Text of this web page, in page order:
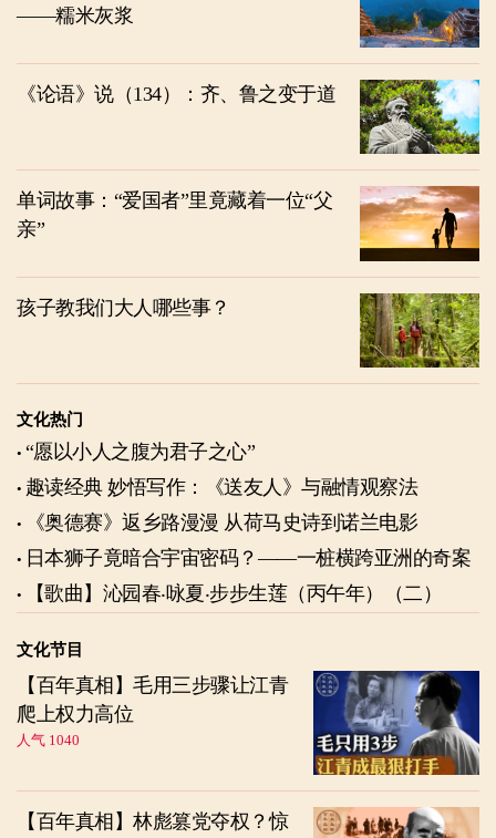
——糯米灰浆
《论语》说（134）：齐、鲁之变于道
单词故事：“爱国者”里竟藏着一位“父
亲”
孩子教我们大人哪些事？
文化热门
“愿以小人之腹为君子之心”
趣读经典 妙悟写作：《送友人》与融情观察法
《奥德赛》返乡路漫漫 从荷马史诗到诺兰电影
日本狮子竟暗合宇宙密码？——一桩横跨亚洲的奇案
【歌曲】沁园春‧咏夏‧步步生莲（丙午年）（二）
文化节目
【百年真相】毛用三步骤让江青
爬上权力高位
人气 1040
【百年真相】林彪篡党夺权？惊